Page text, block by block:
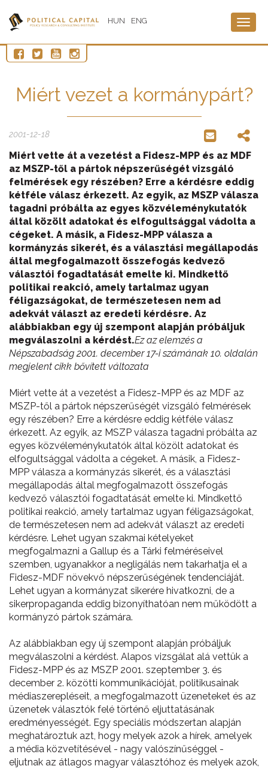
HUN ENG
Miért vezet a kormánypárt?
2001-12-18
Miért vette át a vezetést a Fidesz-MPP és az MDF
az MSZP-től a pártok népszerűségét vizsgáló
felmérések egy részében? Erre a kérdésre eddig
kétféle válasz érkezett. Az egyik, az MSZP válasza
tagadni próbálta az egyes közvéleménykutatók
által közölt adatokat és elfogultsággal vádolta a
cégeket. A másik, a Fidesz-MPP válasza a
kormányzás sikerét, és a választási megállapodás
által megfogalmazott összefogás kedvező
választói fogadtatását emelte ki. Mindkettő
politikai reakció, amely tartalmaz ugyan
féligazságokat, de természetesen nem ad
adekvát választ az eredeti kérdésre. Az
alábbiakban egy új szempont alapján próbáljuk
megválaszolni a kérdést.Ez az elemzés a
Népszabadság 2001. december 17-i számának 10. oldalán
megjelent cikk bővített változata
Miért vette át a vezetést a Fidesz-MPP és az MDF az
MSZP-től a pártok népszerűségét vizsgáló felmérések
egy részében? Erre a kérdésre eddig kétféle válasz
érkezett. Az egyik, az MSZP válasza tagadni próbálta az
egyes közvéleménykutatók által közölt adatokat és
elfogultsággal vádolta a cégeket. A másik, a Fidesz-
MPP válasza a kormányzás sikerét, és a választási
megállapodás által megfogalmazott összefogás
kedvező választói fogadtatását emelte ki. Mindkettő
politikai reakció, amely tartalmaz ugyan féligazságokat,
de természetesen nem ad adekvát választ az eredeti
kérdésre. Lehet ugyan szakmai kételyeket
megfogalmazni a Gallup és a Tárki felméréseivel
szemben, ugyanakkor a negligálás nem takarhatja el a
Fidesz-MDF növekvő népszerűségének tendenciáját.
Lehet ugyan a kormányzat sikerére hivatkozni, de a
sikerpropaganda eddig bizonyíthatóan nem működött a
kormányzó pártok számára.
Az alábbiakban egy új szempont alapján próbáljuk
megválaszolni a kérdést. Alapos vizsgálat alá vettük a
Fidesz-MPP és az MSZP 2001. szeptember 3. és
december 2. közötti kommunikációját, politikusainak
médiaszerepléseit, a megfogalmazott üzeneteket és az
üzenetek választók felé történő eljuttatásának
eredményességét. Egy speciális módszertan alapján
meghatároztuk azt, hogy melyek azok a hírek, amelyek
a média közvetítésével - nagy valószínűséggel -
eljutnak az átlagos magyar választóhoz és melyek azok,